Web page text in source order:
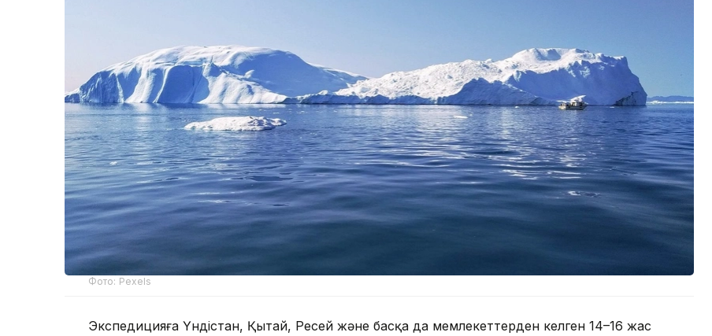
Фото: Pexels
Экспедицияға Үндістан, Қытай, Ресей және басқа да мемлекеттерден келген 14–16 жас